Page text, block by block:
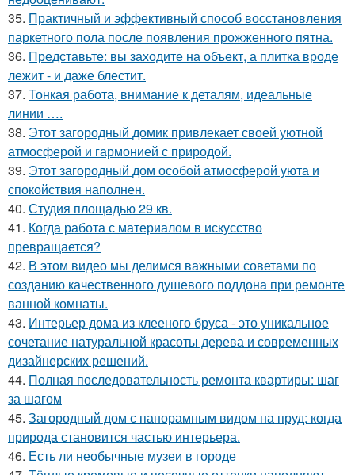
35. Практичный и эффективный способ восстановления
паркетного пола после появления прожженного пятна.
36. Представьте: вы заходите на объект, а плитка вроде
лежит - и даже блестит.
37. Тонкая работа, внимание к деталям, идеальные
линии ….
38. Этот загородный домик привлекает своей уютной
атмосферой и гармонией с природой.
39. Этот загородный дом особой атмосферой уюта и
спокойствия наполнен.
40. Студия площадью 29 кв.
41. Когда работа с материалом в искусство
превращается?
42. В этом видео мы делимся важными советами по
созданию качественного душевого поддона при ремонте
ванной комнаты.
43. Интерьер дома из клееного бруса - это уникальное
сочетание натуральной красоты дерева и современных
дизайнерских решений.
44. Полная последовательность ремонта квартиры: шаг
за шагом
45. Загородный дом с панорамным видом на пруд: когда
природа становится частью интерьера.
46. Есть ли необычные музеи в городе